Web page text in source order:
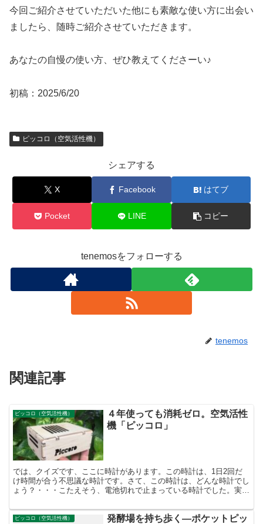
今回ご紹介させていただいた他にも素敵な使い方に出会い
ましたら、随時ご紹介させていただきます。
あなたの自慢の使い方、ぜひ教えてくださーい♪
初稿：2025/6/20
ピッコロ（空気活性機）
シェアする
X Facebook はてブ
Pocket LINE コピー
tenemosをフォローする
tenemos
関連記事
ピッコロ（空気活性機）
４年使っても消耗ゼロ。空気活性
機「ピッコロ」
では、クイズです、ここに時計があります。この時計は、1日2回だ
け時間が合う不思議な時計です。さて、この時計は、どんな時計でし
ょう？・・・こたえそう、電池切れで止まっている時計でした。実
ピッコロ（空気活性機）
発酵場を持ち歩く—ポケットピッ